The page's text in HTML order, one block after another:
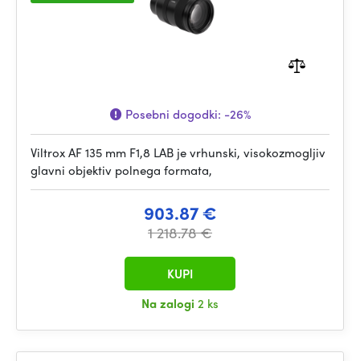
Posebni dogodki: -26%
Viltrox AF 135 mm F1,8 LAB je vrhunski, visokozmogljiv
glavni objektiv polnega formata,
903.87 €
1 218.78 €
Na zalogi 2 ks
KUPI